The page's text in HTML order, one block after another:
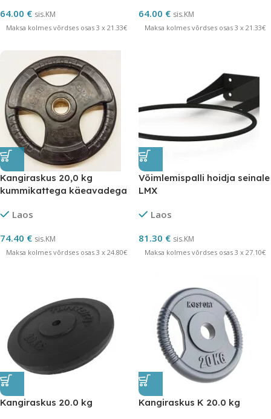
64.00 € sis.KM
Maksa kolmes võrdses osas 3 x 21.33€
64.00 € sis.KM
Maksa kolmes võrdses osas 3 x 21.33€
Kangiraskus 20,0 kg
kummikattega käeavadega
Laos
74.40 € sis.KM
Maksa kolmes võrdses osas 3 x 24.80€
Võimlemispalli hoidja seinale
LMX
Laos
81.30 € sis.KM
Maksa kolmes võrdses osas 3 x 27.10€
Kangiraskus 20.0 kg Kangiraskus K 20.0 kg